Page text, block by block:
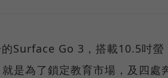
Surface Go 3，搭載10.5吋螢
是為了鎖定教育市場，及四處